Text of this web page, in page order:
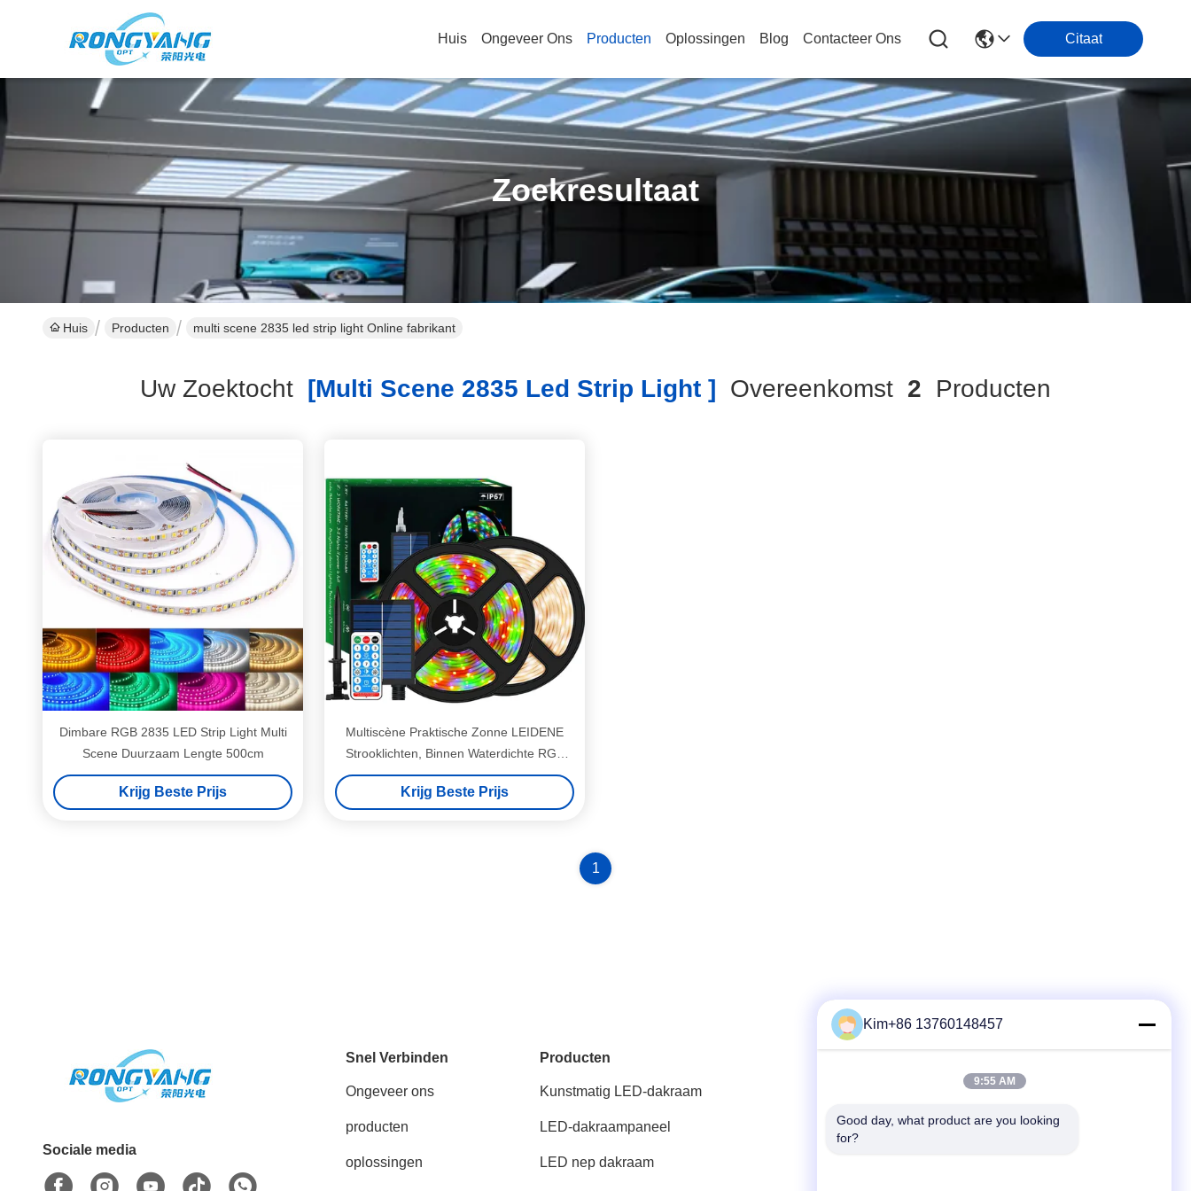
Huis Ongeveer Ons Producten Oplossingen Blog Contacteer Ons Citaat
Zoekresultaat
Huis Producten multi scene 2835 led strip light Online fabrikant
Uw Zoektocht [multi Scene 2835 Led Strip Light ] Overeenkomst 2 Producten
Dimbare RGB 2835 LED Strip Light Multi
Scene Duurzaam Lengte 500cm
Krijg Beste Prijs
Multiscène Praktische Zonne LEIDENE
Strooklichten, Binnen Waterdichte RGB
LEIDENE Strook
Krijg Beste Prijs
1
Sociale media
Snel Verbinden
Ongeveer ons
producten
oplossingen
Producten
Kunstmatig LED-dakraam
LED-dakraampaneel
LED nep dakraam
86-184-7542-7886
Kim+86 13760148457
9:55 AM
Good day, what product are you looking
for?